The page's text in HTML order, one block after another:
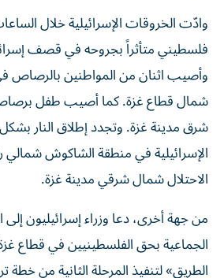
وادّت الخروقات الإسرائيلية خلال
فلسطيني متأثراً بجروحه في قصف
وأصيب اثنان من المواطنين بالرصاص
شمال قطاع غزة. كما أصيب طفل برصاص
شرق مدينة غزة. وتجدد إطلاق النار
الإسرائيلية في منطقة الشاكوش
الاحتلال شمال شرقي مدينة غزة.
من جهة أخرى، دعا وزراء إسرائيليون إلى
الجماعية بحق الفلسطينيين في قطاع
الطريق» لتنفيذ المرحلة الثانية من